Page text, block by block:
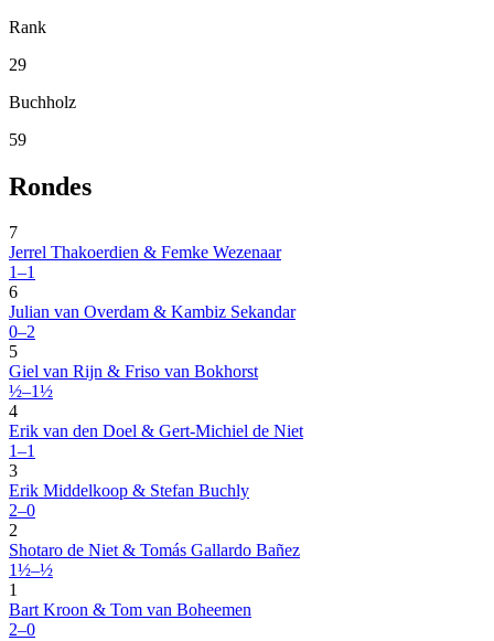
Rank
29
Buchholz
59
Rondes
7
Jerrel Thakoerdien & Femke Wezenaar
1–1
6
Julian van Overdam & Kambiz Sekandar
0–2
5
Giel van Rijn & Friso van Bokhorst
½–1½
4
Erik van den Doel & Gert-Michiel de Niet
1–1
3
Erik Middelkoop & Stefan Buchly
2–0
2
Shotaro de Niet & Tomás Gallardo Bañez
1½–½
1
Bart Kroon & Tom van Boheemen
2–0